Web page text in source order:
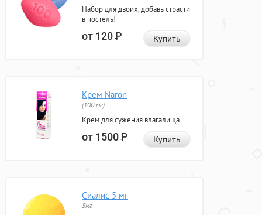
Набор для двоих, добавь страсти
в постель!
от 120Р Купить
Крем Naron
(100 мг)
Крем для сужения влагалища
от 1500Р Купить
Сиалис 5 мг
5мг